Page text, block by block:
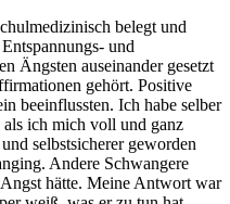
belegt und
und
Ängsten auseinander gesetzt
gehört. Positive
beeinflussten. Ich habe selber
als ich mich voll und ganz
selbstsicherer geworden
Andere Schwangere
hätte. Meine Antwort war